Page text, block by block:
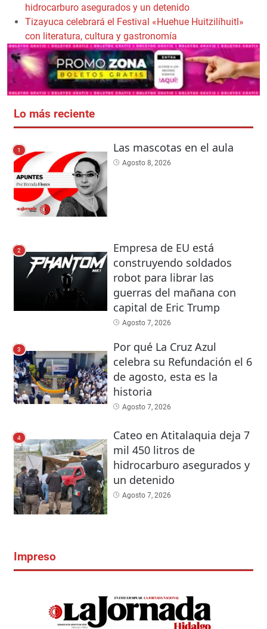
hidrocarburo asegurados y un detenido
Tizayuca celebrará el Festival «Huehue Huitzilíhuitl»
con literatura, cultura y gastronomía
Lo más reciente
1 Las mascotas en el aula
Agosto 8, 2026
2
Empresa de EU está
construyendo soldados
robot para librar las
guerras del mañana con
capital de Eric Trump
Agosto 7, 2026
3
Por qué La Cruz Azul
celebra su Refundación el 6
de agosto, esta es la
historia
Agosto 7, 2026
4
Cateo en Atitalaquia deja 7
mil 450 litros de
hidrocarburo asegurados y
un detenido
Agosto 7, 2026
Impreso